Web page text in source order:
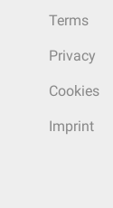
Terms
Privacy
Cookies
Imprint